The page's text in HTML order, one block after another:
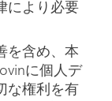
により必要
を含め、本
に個人デ
な権利を有